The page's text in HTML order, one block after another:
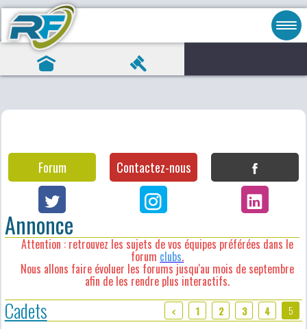
Forum Contactez-nous
Annonce
Attention : retrouvez les sujets de vos équipes préférées dans le
forum clubs.
Nous allons faire évoluer les forums jusqu'au mois de septembre
afin de les rendre plus interactifs.
Cadets 1 2 3 4 5